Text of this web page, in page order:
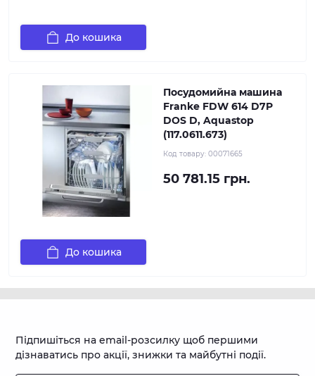
До кошика
Посудомийна машина
Franke FDW 614 D7P
DOS D, Aquastop
(117.0611.673)
Код товару: 00071665
50 781.15 грн.
До кошика
Підпишіться на email-розсилку щоб першими
дізнаватись про акції, знижки та майбутні події.